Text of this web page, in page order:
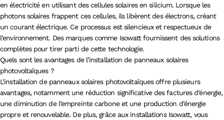
en électricité en utilisant des cellules solaires en silicium. Lorsque les
photons solaires frappent ces cellules, ils libèrent des électrons, créant
un courant électrique. Ce processus est silencieux et respectueux de
l’environnement. Des marques comme Isowatt fournissent des solutions
complètes pour tirer parti de cette technologie.
Quels sont les avantages de l’installation de panneaux solaires
photovoltaïques ?
L’installation de panneaux solaires photovoltaïques offre plusieurs
avantages, notamment une réduction significative des factures d’énergie,
une diminution de l’empreinte carbone et une production d’énergie
propre et renouvelable. De plus, grâce aux installations Isowatt, vous